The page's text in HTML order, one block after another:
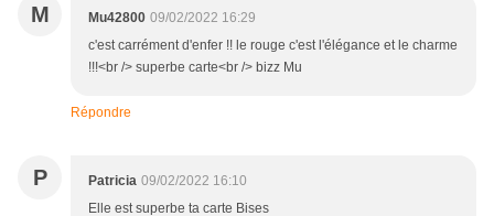
M Mu42800 09/02/2022 16:29
c'est carrément d'enfer !! le rouge c'est l'élégance et le charme
!!!<br /> superbe carte<br /> bizz Mu
Répondre
P Patricia 09/02/2022 16:10
Elle est superbe ta carte Bises